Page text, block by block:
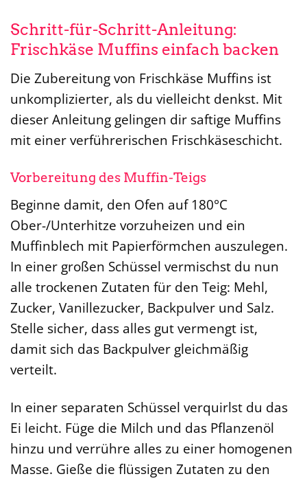
Schritt-für-Schritt-Anleitung:
Frischkäse Muffins einfach backen
Die Zubereitung von Frischkäse Muffins ist
unkomplizierter, als du vielleicht denkst. Mit
dieser Anleitung gelingen dir saftige Muffins
mit einer verführerischen Frischkäseschicht.
Vorbereitung des Muffin-Teigs
Beginne damit, den Ofen auf 180°C
Ober-/Unterhitze vorzuheizen und ein
Muffinblech mit Papierförmchen auszulegen.
In einer großen Schüssel vermischst du nun
alle trockenen Zutaten für den Teig: Mehl,
Zucker, Vanillezucker, Backpulver und Salz.
Stelle sicher, dass alles gut vermengt ist,
damit sich das Backpulver gleichmäßig
verteilt.
In einer separaten Schüssel verquirlst du das
Ei leicht. Füge die Milch und das Pflanzenöl
hinzu und verrühre alles zu einer homogenen
Masse. Gieße die flüssigen Zutaten zu den